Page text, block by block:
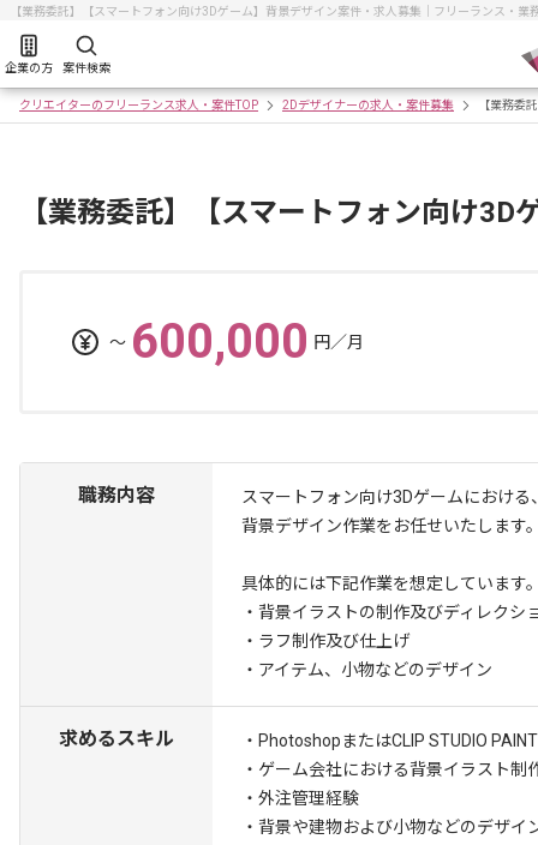
【業務委託】【スマートフォン向け3Dゲーム】背景デザイン案件・求人募集｜フリーランス・業
企業の方 案件検索
クリエイターのフリーランス求人・案件TOP 2Dデザイナーの求人・案件募集 【業務委
【業務委託】【スマートフォン向け
〜 600,000 円／月
職務内容
スマートフォン向け3Dゲームにおける
背景デザイン作業をお任せいたします
具体的には下記作業を想定しています
・背景イラストの制作及びディレクシ
・ラフ制作及び仕上げ
・アイテム、小物などのデザイン
求めるスキル
・PhotoshopまたはCLIP STUDIO
・ゲーム会社における背景イラスト制
・外注管理経験
・背景や建物および小物などのデザイ